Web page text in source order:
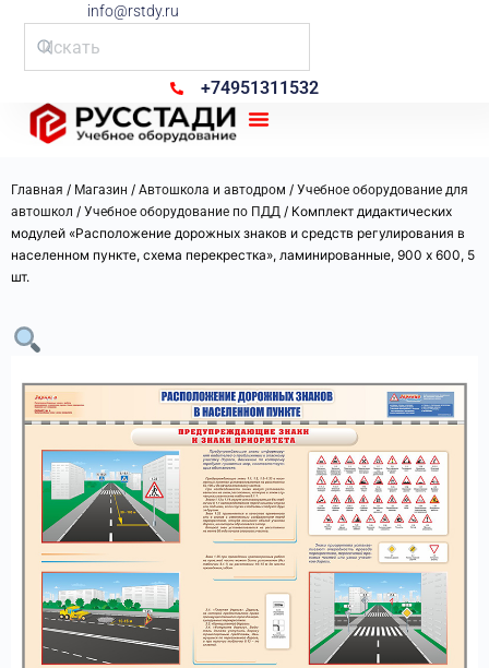
info@rstdy.ru
+74951311532
Главная / Магазин / Автошкола и автодром / Учебное оборудование для
автошкол / Учебное оборудование по ПДД / Комплект дидактических
модулей «Расположение дорожных знаков и средств регулирования в
населенном пункте, схема перекрестка», ламинированные, 900 х 600, 5
шт.